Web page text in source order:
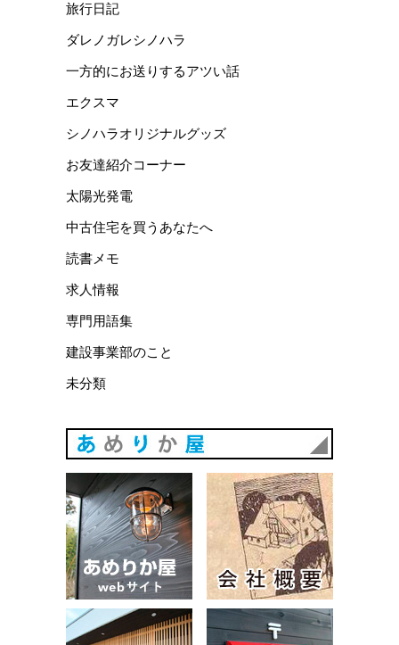
旅行日記
ダレノガレシノハラ
一方的にお送りするアツい話
エクスマ
シノハラオリジナルグッズ
お友達紹介コーナー
太陽光発電
中古住宅を買うあなたへ
読書メモ
求人情報
専門用語集
建設事業部のこと
未分類
あめりか屋WEBサイト